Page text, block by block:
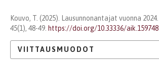
Kouvo, T. (2025). Lausunnonantajat vuonna 2024.
45(1), 48-49. https://doi.org/10.33336/aik.159748
VIITTAUSMUODOT